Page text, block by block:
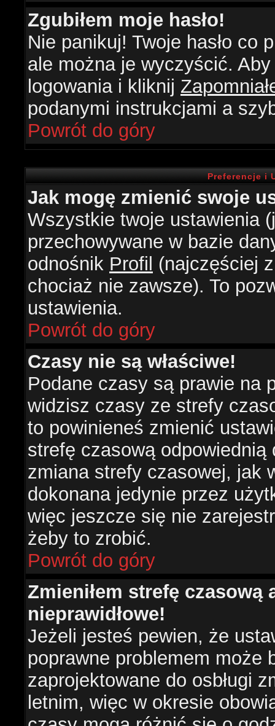
Zgubiłem moje hasło!
Nie panikuj! Twoje hasło co
ale można je wyczyścić.
logowania i kliknij
podanymi instrukcjami a
Powrót do góry
Preferencje i
Jak mogę zmienić swoje
Wszystkie twoje ustawienia
przechowywane w bazie
odnośnik Profil (najczęściej
chociaż nie zawsze). To
ustawienia.
Powrót do góry
Czasy nie są właściwe!
Podane czasy są prawie na
widzisz czasy ze strefy
to powinieneś zmienić
strefę czasową
zmiana strefy czasowej, jak
dokonana jedynie przez
więc jeszcze się nie
żeby to zrobić.
Powrót do góry
Zmieniłem strefę czasową
nieprawidłowe!
Jeżeli jesteś pewien, że
poprawne problemem może
zaprojektowane do osbługi
letnim, więc w okresie